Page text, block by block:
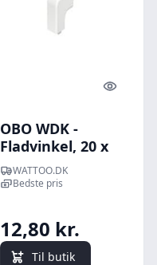
Quick
OBO WDK -
Fladvinkel, 20 x
20 mm, perlehvid
WATTOO.DK
Bedste pris
12,80 kr.
Til butik